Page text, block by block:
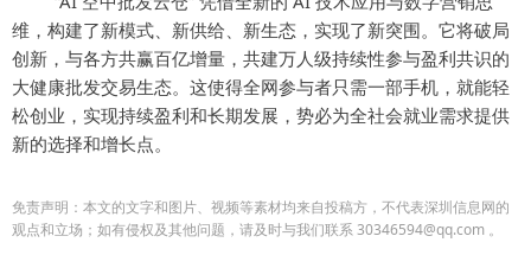
维，构建了新模式、新供给、新生态，实现了新突围。它将破局
创新，与各方共赢百亿增量，共建万人级持续性参与盈利共识的
大健康批发交易生态。这使得全网参与者只需一部手机，就能轻
松创业，实现持续盈利和长期发展，势必为全社会就业需求提供
新的选择和增长点。
免责声明：本文的文字和图片、视频等素材均来自投稿方，不代表深圳信息网的
观点和立场；如有侵权及其他问题，请及时与我们联系 30346594@qq.com 。